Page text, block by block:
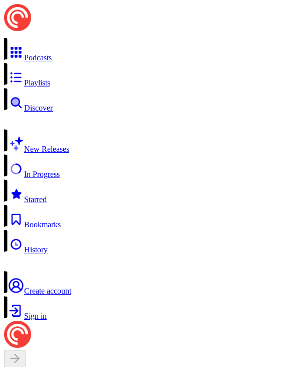
Podcasts
Playlists
Discover
New Releases
In Progress
Starred
Bookmarks
History
Create account
Sign in